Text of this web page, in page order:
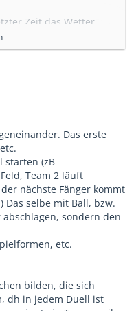
Zeit das Wetter
nicht wirklich läuft,
oft sehr lustlos und
eingebracht,
Wie habt ihr das
coole
des Trainings
dankbar!
Das erste
starten (zB
Team 2 läuft
nächste Fänger kommt
Das selbe mit Ball, bzw.
sondern den
etc.
bilden, die sich
dh in jedem Duell ist